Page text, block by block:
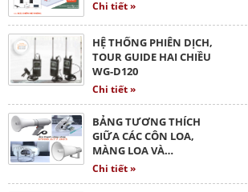
Chi tiết »
HỆ THỐNG PHIÊN DỊCH,
TOUR GUIDE HAI CHIỀU
WG-D120
Chi tiết »
BẢNG TƯƠNG THÍCH
GIỮA CÁC CÔN LOA,
MÀNG LOA VÀ…
Chi tiết »